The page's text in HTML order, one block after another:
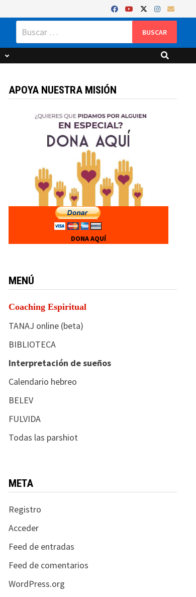
Buscar:
APOYA NUESTRA MISIÓN
DONA AQUÍ
MENÚ
Coaching Espiritual
TANAJ online (beta)
BIBLIOTECA
Interpretación de sueños
Calendario hebreo
BELEV
FULVIDA
Todas las parshiot
META
Registro
Acceder
Feed de entradas
Feed de comentarios
WordPress.org